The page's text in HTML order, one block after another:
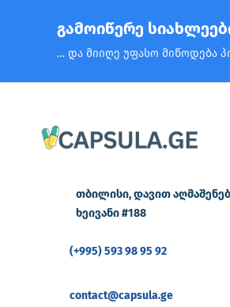
გამოიწერე
… და მიიღე უფასო მიწოდება
თბილისი, დავით
ხეივანი #188
(+995) 593 98 95 92
contact@capsula.ge